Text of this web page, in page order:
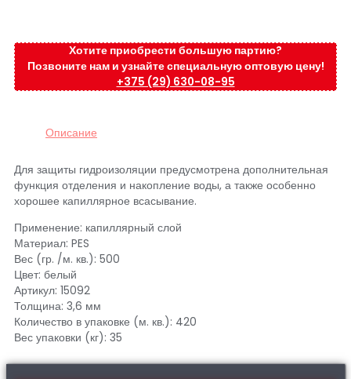
Хотите приобрести большую партию?
Позвоните нам и узнайте специальную оптовую цену!
+375 (29) 630-08-95
Описание
Для защиты гидроизоляции предусмотрена дополнительная
функция отделения и накопление воды, а также особенно
хорошее капиллярное всасывание.
Применение: капиллярный слой
Материал: PES
Вес (гр. /м. кв.): 500
Цвет: белый
Артикул: 15092
Толщина: 3,6 мм
Количество в упаковке (м. кв.): 420
Вес упаковки (кг): 35